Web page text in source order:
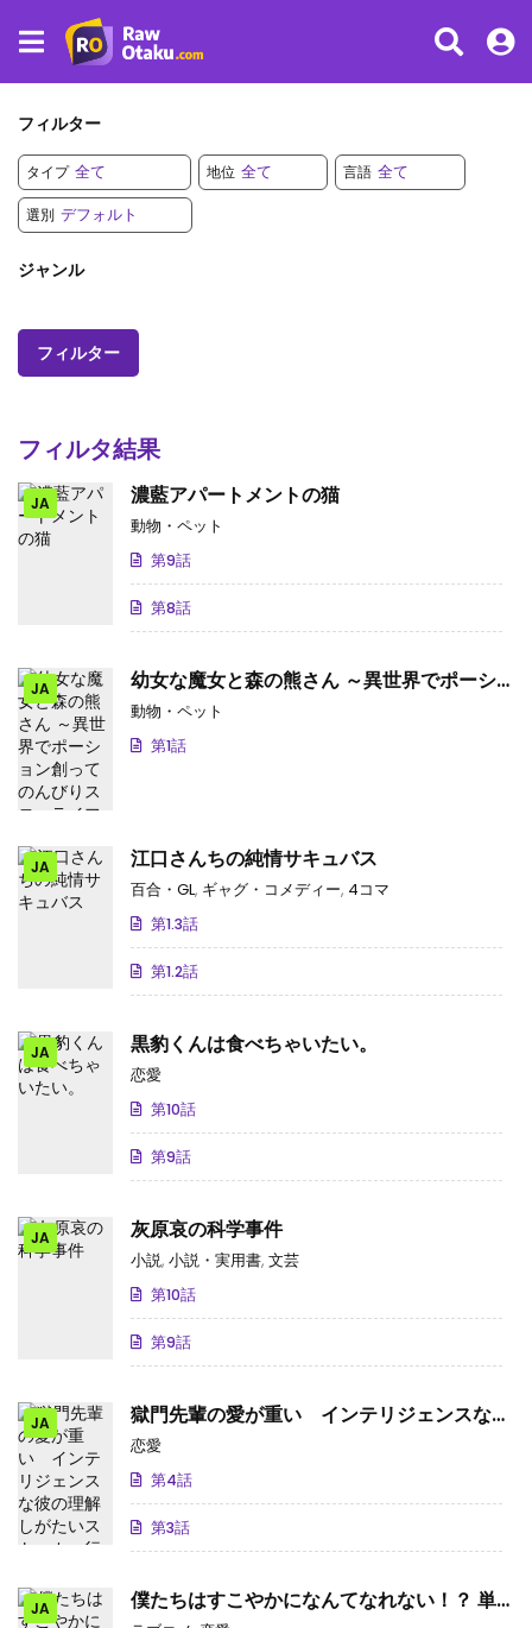
フィルター
タイプ 地位 言語
選別
ジャンル
フィルター
フィルタ結果
JA 濃藍アパートメントの猫
動物・ペット
第9話
第8話
JA
幼女な魔女と森の熊さん ～異世界でポーシ
ョン創ってのんびりスローライフがしたいの
じゃが？～
動物・ペット
第1話
JA 江口さんちの純情サキュバス
百合・GL, ギャグ・コメディー, 4コマ
第1.3話
第1.2話
JA 黒豹くんは食べちゃいたい。
恋愛
第10話
第9話
JA 灰原哀の科学事件
小説, 小説・実用書, 文芸
第10話
第9話
JA
獄門先輩の愛が重い インテリジェンスな彼
の理解しがたいストーカー行為
恋愛
第4話
第3話
JA
僕たちはすこやかになんてなれない！？ 単